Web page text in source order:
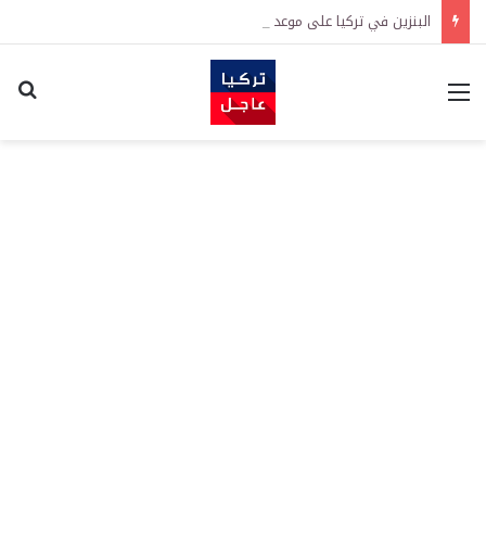
البنزين في تركيا على موعد مع زيادة جديدة.. كم سترتفع الأسعار؟
القائمة